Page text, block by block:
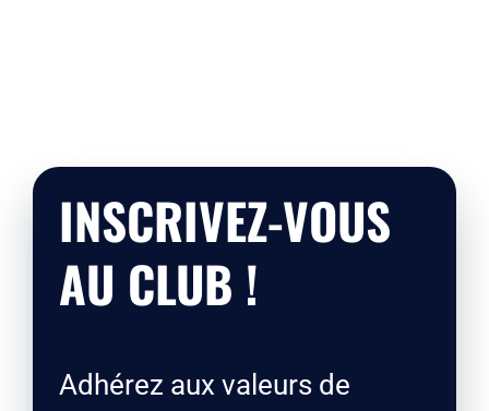
INSCRIVEZ-VOUS
AU CLUB !
Adhérez aux valeurs de